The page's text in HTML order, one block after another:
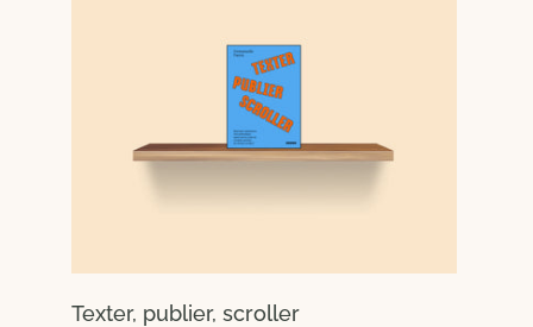
Texter, publier, scroller